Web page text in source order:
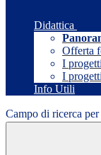
Didattica
Offerta
I
I
Info Utili
Campo di ricerca